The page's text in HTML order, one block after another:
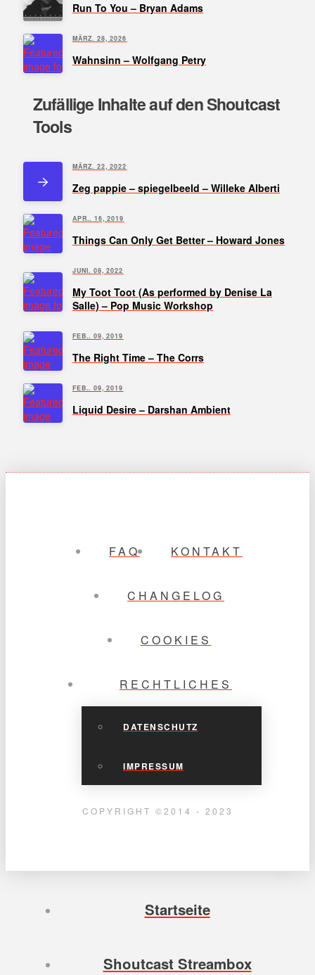
Run To You – Bryan Adams
MÄRZ. 28, 2026
Wahnsinn – Wolfgang Petry
Zufällige Inhalte auf den Shoutcast
Tools
MÄRZ. 22, 2022
Zeg pappie – spiegelbeeld – Willeke Alberti
APR.. 16, 2019
Things Can Only Get Better – Howard Jones
JUNI. 08, 2022
My Toot Toot (Αs performed by Denise La
Salle) – Pop Music Workshop
FEB.. 09, 2019
The Right Time – The Corrs
FEB.. 09, 2019
Liquid Desire – Darshan Ambient
FAQ KONTAKT
CHANGELOG
COOKIES
RECHTLICHES
DATENSCHUTZ
IMPRESSUM
COPYRIGHT ©2014 - 2023
Startseite
Shoutcast Streambox